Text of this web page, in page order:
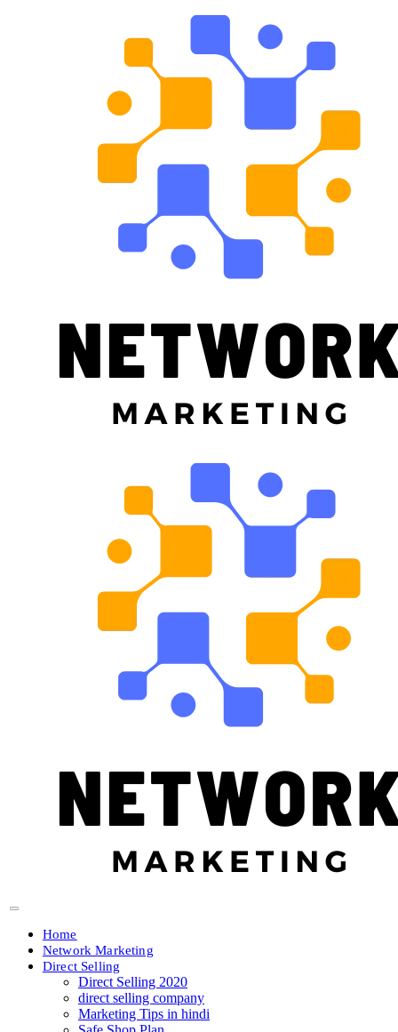
Home
Network Marketing
Direct Selling
Direct Selling 2020
direct selling company
Marketing Tips in hindi